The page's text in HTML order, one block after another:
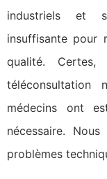
industriels et
insuffisante pour
qualité.
téléconsultation
médecins ont
nécessaire.
problèmes